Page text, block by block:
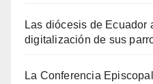
Las diócesis de Ecuador
digitalización de sus
La Conferencia